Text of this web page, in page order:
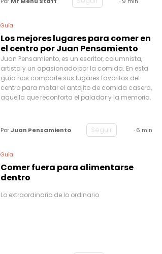
Guía
Los mejores lugares para comer en
el centro por Juan Pensamiento
Juan Pensamiento, es un escritor, columnista,
artista y un apasionado por la comida. En esta
guía nos comparte sus lugares favoritos del
centro para matar el antojito de comida casera,
aquella que reconforta el paladar y la memoria.
PorJuan Pensamiento Seguir · 6 min
Guía
Comer fuera para alimentarse
dentro
Lo extraordinario de lo ordinario